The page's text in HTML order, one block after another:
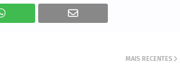
MAIS RECENTES